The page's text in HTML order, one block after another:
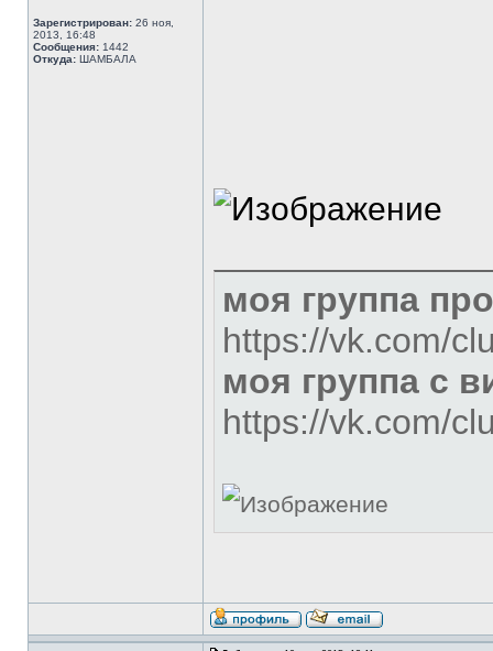
Зарегистрирован: 26 ноя,
2013, 16:48
Сообщения: 1442
Откуда: ШАМБАЛА
моя группа
https://vk.com/
моя группа с
https://vk.com/